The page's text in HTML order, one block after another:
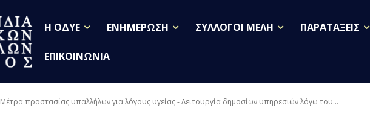
Η ΟΔΥΕ ΕΝΗΜΕΡΩΣΗ ΣΥΛΛΟΓΟΙ ΜΕΛΗ ΠΑΡΑΤΑΞΕΙΣ
ΕΠΙΚΟΙΝΩΝΙΑ
Μέτρα προστασίας υπαλλήλων για λόγους υγείας - Λειτουργία δημοσίων υπηρεσιών λόγω του...